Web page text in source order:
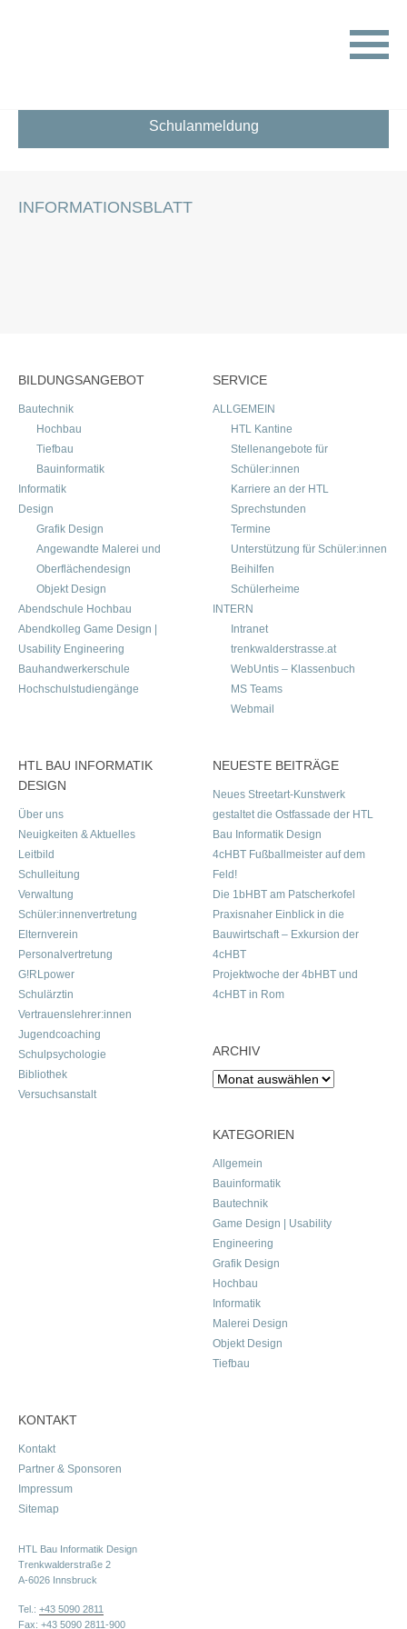
Schulanmeldung
INFORMATIONSBLATT
BILDUNGSANGEBOT
Bautechnik
Hochbau
Tiefbau
Bauinformatik
Informatik
Design
Grafik Design
Angewandte Malerei und
Oberflächendesign
Objekt Design
Abendschule Hochbau
Abendkolleg Game Design |
Usability Engineering
Bauhandwerkerschule
Hochschulstudiengänge
SERVICE
ALLGEMEIN
HTL Kantine
Stellenangebote für
Schüler:innen
Karriere an der HTL
Sprechstunden
Termine
Unterstützung für Schüler:innen
Beihilfen
Schülerheime
INTERN
Intranet
trenkwalderstrasse.at
WebUntis – Klassenbuch
MS Teams
Webmail
HTL BAU INFORMATIK
DESIGN
Über uns
Neuigkeiten & Aktuelles
Leitbild
Schulleitung
Verwaltung
Schüler:innenvertretung
Elternverein
Personalvertretung
G!RLpower
Schulärztin
Vertrauenslehrer:innen
Jugendcoaching
Schulpsychologie
Bibliothek
Versuchsanstalt
NEUESTE BEITRÄGE
Neues Streetart-Kunstwerk
gestaltet die Ostfassade der HTL
Bau Informatik Design
4cHBT Fußballmeister auf dem
Feld!
Die 1bHBT am Patscherkofel
Praxisnaher Einblick in die
Bauwirtschaft – Exkursion der
4cHBT
Projektwoche der 4bHBT und
4cHBT in Rom
ARCHIV
Archiv
KATEGORIEN
Allgemein
Bauinformatik
Bautechnik
Game Design | Usability
Engineering
Grafik Design
Hochbau
Informatik
Malerei Design
Objekt Design
Tiefbau
KONTAKT
Kontakt
Partner & Sponsoren
Impressum
Sitemap
HTL Bau Informatik Design
Trenkwalderstraße 2
A-6026 Innsbruck
Tel.: +43 5090 2811
Fax: +43 5090 2811-900